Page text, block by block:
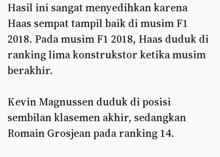
Hasil ini sangat menyedihkan karena
Haas sempat tampil baik di musim F1
2018. Pada musim F1 2018, Haas duduk di
ranking lima konstrukstor ketika musim
berakhir.
Kevin Magnussen duduk di posisi
sembilan klasemen akhir, sedangkan
Romain Grosjean pada ranking 14.